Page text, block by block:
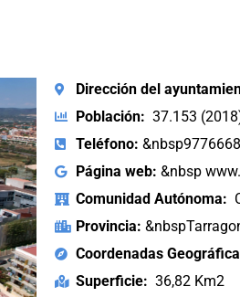
Dirección del
Población: 37.153
Teléfono:
Página web: &nbsp
Comunidad Autónoma:
Provincia:
Coordenadas
Superficie: 36,82 Km2